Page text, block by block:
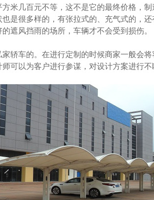
米几百元不等，这不是它的最终价格，
是很多样的，有张拉式的、充气式的，
遮风挡雨的场所，车辆才不会受到损伤。
车的。在进行定制的时候商家一般会
可以为客户进行参谋，对设计方案进行